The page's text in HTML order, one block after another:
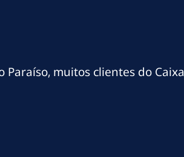
Paraíso, muitos clientes do Caixa